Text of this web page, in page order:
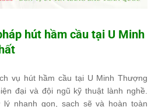
hút hầm cầu tại U Minh
vụ hút hầm cầu tại U Minh Thượng
đại và đội ngũ kỹ thuật lành nghề.
nhanh gọn, sạch sẽ và hoàn toàn